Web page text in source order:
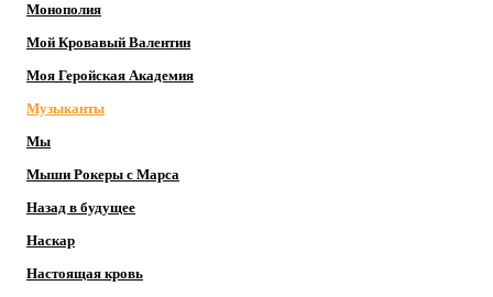
Монополия
Мой Кровавый Валентин
Моя Геройская Академия
Музыканты
Мы
Мыши Рокеры с Марса
Назад в будущее
Наскар
Настоящая кровь